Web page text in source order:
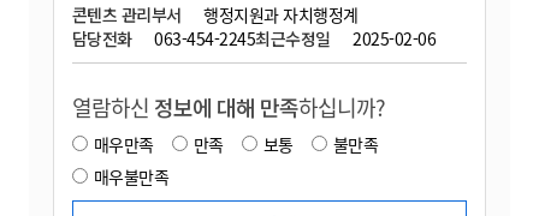
콘텐츠 관리부서
행정지원과 자치행정계
담당전화
063-454-2245최근수정일 2025-02-06
열람하신 정보에 대해 만족하십니까?
매우만족 만족 보통
불만족
매우불만족